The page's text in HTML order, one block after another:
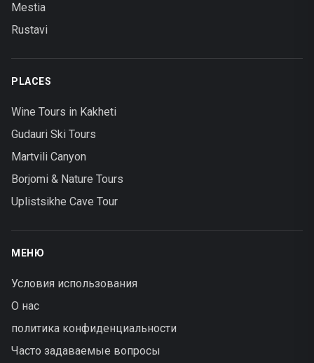
Mestia
Rustavi
PLACES
Wine Tours in Kakheti
Gudauri Ski Tours
Martvili Canyon
Borjomi & Nature Tours
Uplistsikhe Cave Tour
МЕНЮ
Условия использования
О нас
политика конфиденциальности
Часто задаваемые вопросы